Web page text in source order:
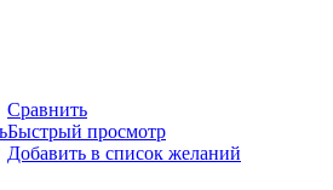
Сравнить
Быстрый просмотр
Добавить в список желаний